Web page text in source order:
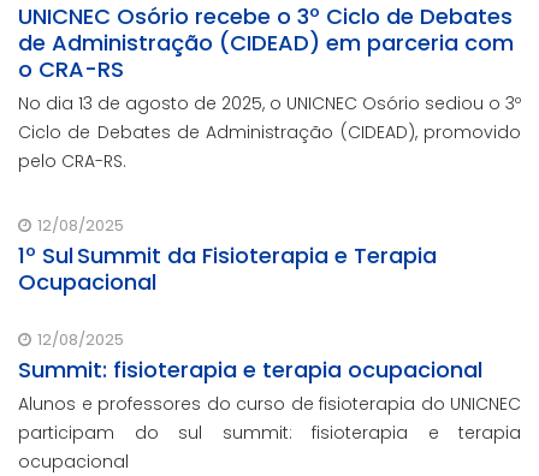
UNICNEC Osório recebe o 3º Ciclo de Debates
de Administração (CIDEAD) em parceria com
o CRA-RS
No dia 13 de agosto de 2025, o UNICNEC Osório sediou o 3º
Ciclo de Debates de Administração (CIDEAD), promovido
pelo CRA-RS.
12/08/2025
1º Sul Summit da Fisioterapia e Terapia
Ocupacional
12/08/2025
Summit: fisioterapia e terapia ocupacional
Alunos e professores do curso de fisioterapia do UNICNEC
participam do sul summit: fisioterapia e terapia
ocupacional